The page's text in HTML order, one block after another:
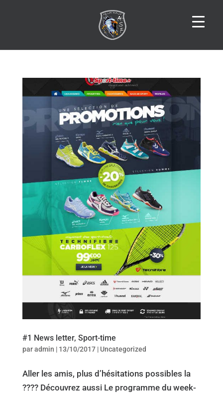
#1 News letter, Sport-time
paradmin | 13/10/2017| Uncategorized
Aller les amis, plus d’hésitations possibles la
???? Découvrez aussi Le programme du week-